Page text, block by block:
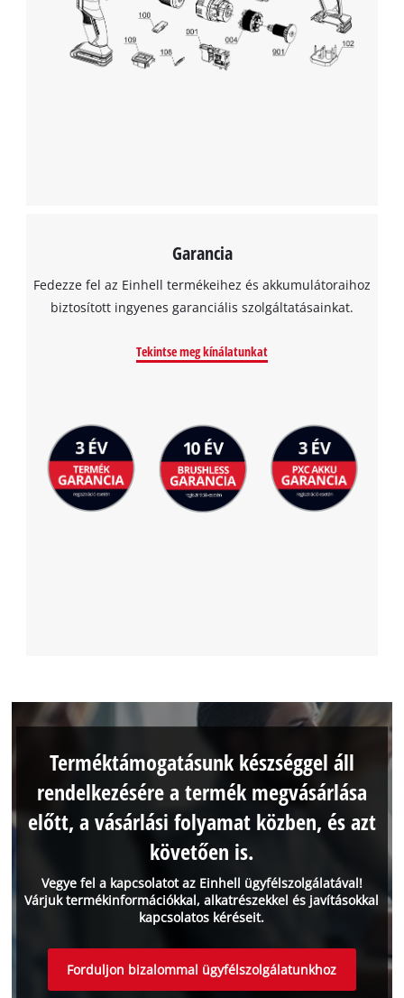
Garancia
Fedezze fel az Einhell termékeihez és akkumulátoraihoz
biztosított ingyenes garanciális szolgáltatásainkat.
Tekintse meg kínálatunkat
Vegye fel a kapcsolatot az Einhell ügyfélszolgálatával!
Várjuk termékinformációkkal, alkatrészekkel és javításokkal
kapcsolatos kéréseit.
Terméktámogatásunk készséggel áll
rendelkezésére a termék megvásárlása
előtt, a vásárlási folyamat közben, és azt
követően is.
Forduljon bizalommal ügyfélszolgálatunkhoz